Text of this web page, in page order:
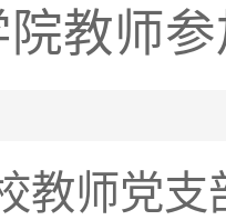
院教师
教师党